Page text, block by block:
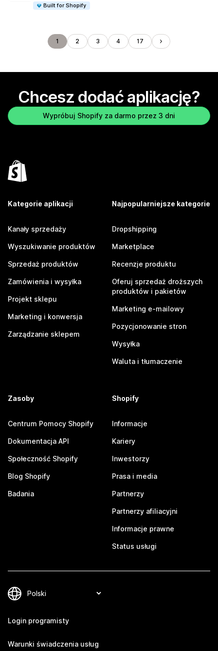
Built for Shopify
1 2 3 4 17
Chcesz dodać aplikację?
Wypróbuj Shopify za darmo przez 3 dni
Kategorie aplikacji
Kanały sprzedaży
Wyszukiwanie produktów
Sprzedaż produktów
Zamówienia i wysyłka
Projekt sklepu
Marketing i konwersja
Zarządzanie sklepem
Najpopularniejsze kategorie
Dropshipping
Marketplace
Recenzje produktu
Oferuj sprzedaż droższych
produktów i pakietów
Marketing e-mailowy
Pozycjonowanie stron
Wysyłka
Waluta i tłumaczenie
Zasoby
Centrum Pomocy Shopify
Dokumentacja API
Społeczność Shopify
Blog Shopify
Badania
Shopify
Informacje
Kariery
Inwestorzy
Prasa i media
Partnerzy
Partnerzy afiliacyjni
Informacje prawne
Status usługi
Login programisty
Warunki świadczenia usług